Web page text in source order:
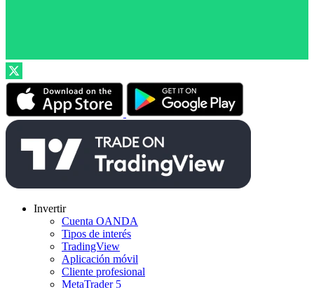
Invertir
Cuenta OANDA
Tipos de interés
TradingView
Aplicación móvil
Cliente profesional
MetaTrader 5